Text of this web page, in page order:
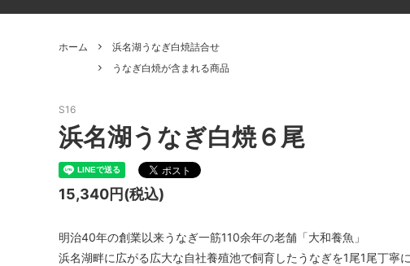
厳選浜名湖育ち（高級化粧箱入り） 浜名湖うなとろ
浜名湖うなぎ白焼とうなぎパイ詰合せ
うなぎパイが含まれる商品 うなとろ丼セッ
ホーム
浜名湖うなぎ白焼詰合せ
うなぎ白焼が含まれる商品
S16
浜名湖うなぎ白焼６尾
15,340円(税込)
明治40年の創業以来うなぎ一筋110余年の老舗「大和養魚」
浜名湖畔に広がる広大な自社養殖池で飼育したうなぎを1尾1尾丁寧